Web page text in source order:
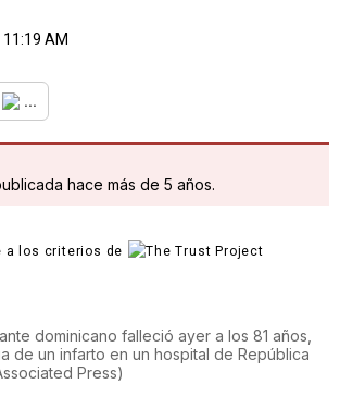
AM
...
hace más de 5 años.
a los criterios de
dominicano falleció ayer a los 81 años,
de un infarto en un hospital de República
Press)